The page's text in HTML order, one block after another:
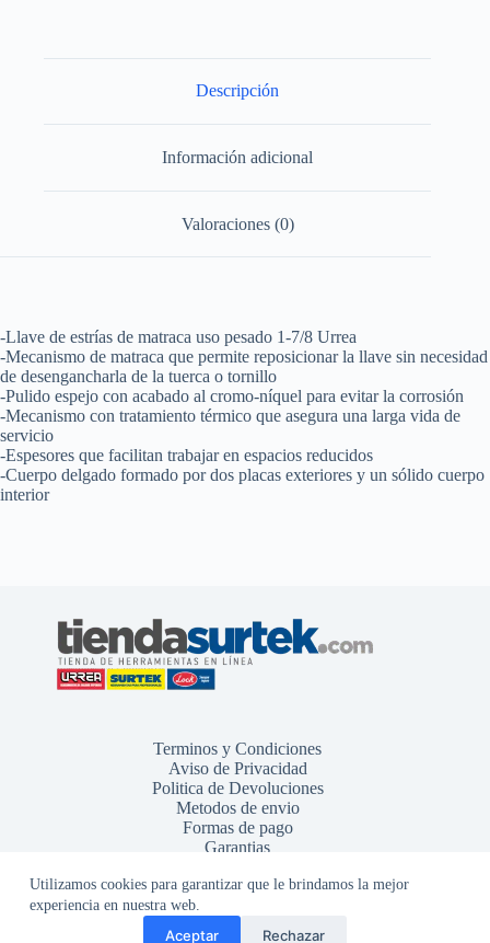
Utilizamos cookies para garantizar que le brindamos la mejor
experiencia en nuestra web.
Aceptar Rechazar
puntas,
cantidad
Descripción
Información adicional
Valoraciones (0)
-Llave de estrías de matraca uso pesado 1-7/8 Urrea
-Mecanismo de matraca que permite reposicionar la llave sin necesidad
de desengancharla de la tuerca o tornillo
-Pulido espejo con acabado al cromo-níquel para evitar la corrosión
-Mecanismo con tratamiento térmico que asegura una larga vida de
servicio
-Espesores que facilitan trabajar en espacios reducidos
-Cuerpo delgado formado por dos placas exteriores y un sólido cuerpo
interior
Terminos y Condiciones
Aviso de Privacidad
Politica de Devoluciones
Metodos de envio
Formas de pago
Garantias